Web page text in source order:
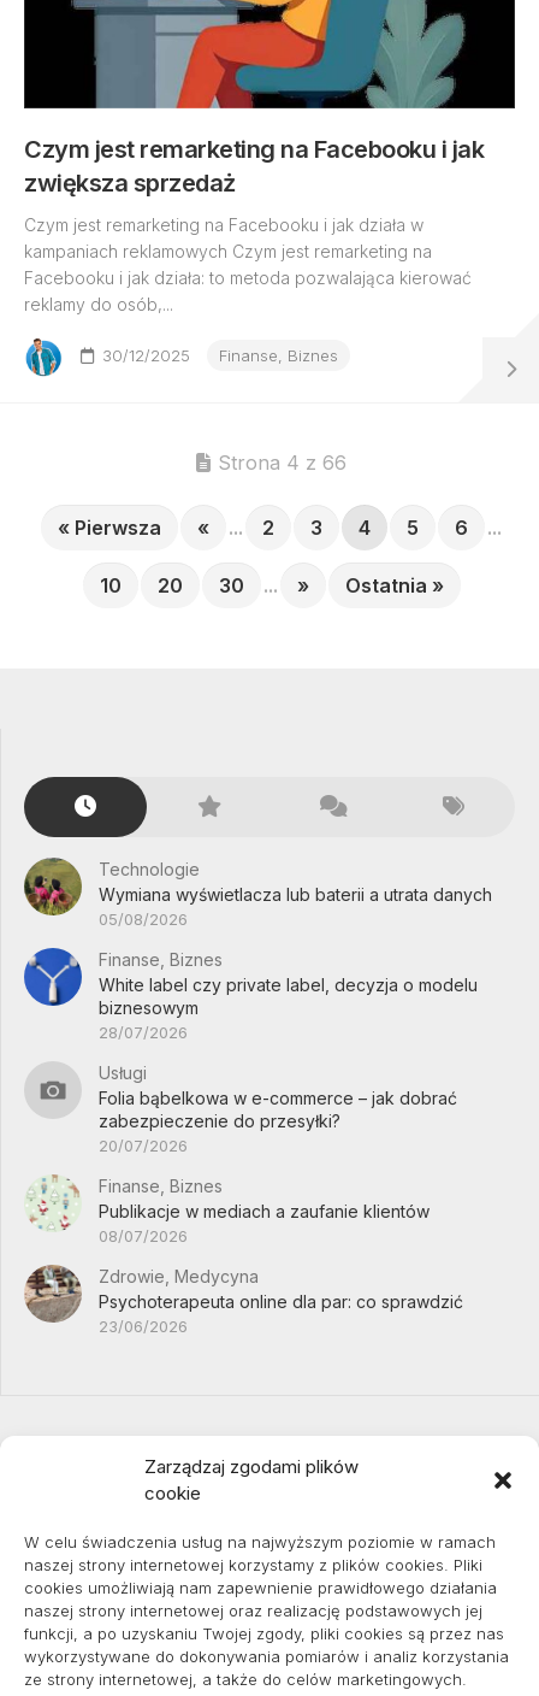
Zarządzaj zgodami plików
cookie
W celu świadczenia usług na najwyższym poziomie w ramach
naszej strony internetowej korzystamy z plików cookies. Pliki
cookies umożliwiają nam zapewnienie prawidłowego działania
naszej strony internetowej oraz realizację podstawowych jej
funkcji, a po uzyskaniu Twojej zgody, pliki cookies są przez nas
wykorzystywane do dokonywania pomiarów i analiz korzystania
ze strony internetowej, a także do celów marketingowych.
Czym jest remarketing na Facebooku i jak
zwiększa sprzedaż
Czym jest remarketing na Facebooku i jak działa w
kampaniach reklamowych Czym jest remarketing na
Facebooku i jak działa: to metoda pozwalająca kierować
reklamy do osób,...
30/12/2025 Finanse, Biznes
Strona 4 z 66
« Pierwsza « ... 2 3 4 5 6 ...
10 20 30 ... » Ostatnia »
Technologie
Wymiana wyświetlacza lub baterii a utrata danych
05/08/2026
Finanse, Biznes
White label czy private label, decyzja o modelu
biznesowym
28/07/2026
Usługi
Folia bąbelkowa w e-commerce – jak dobrać
zabezpieczenie do przesyłki?
20/07/2026
Finanse, Biznes
Publikacje w mediach a zaufanie klientów
08/07/2026
Zdrowie, Medycyna
Psychoterapeuta online dla par: co sprawdzić
23/06/2026
pozycjonowanie lokalne